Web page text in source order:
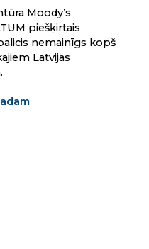
Moody’s
piešķirtais
nemainīgs kopš
Latvijas